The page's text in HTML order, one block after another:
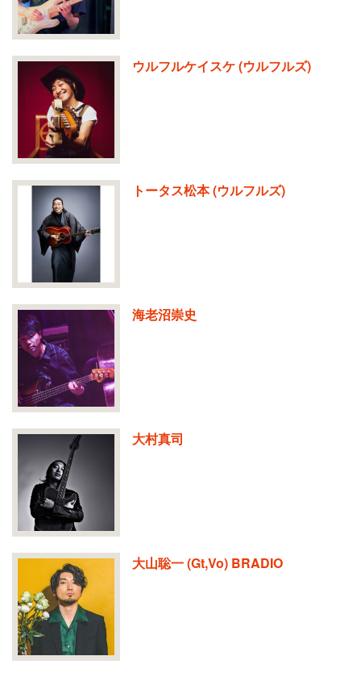
ウルフルケイスケ (ウルフルズ)
トータス松本 (ウルフルズ)
海老沼崇史
大村真司
大山聡一 (Gt,Vo) BRADIO